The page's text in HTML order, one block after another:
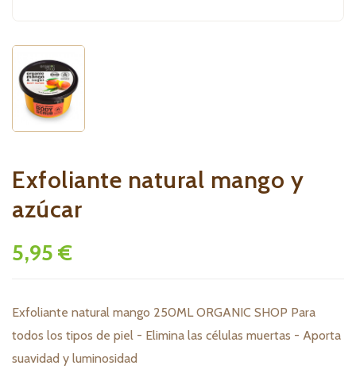
Exfoliante natural mango y
azúcar
5,95 €
Exfoliante natural mango 250ML ORGANIC SHOP Para
todos los tipos de piel - Elimina las células muertas - Aporta
suavidad y luminosidad